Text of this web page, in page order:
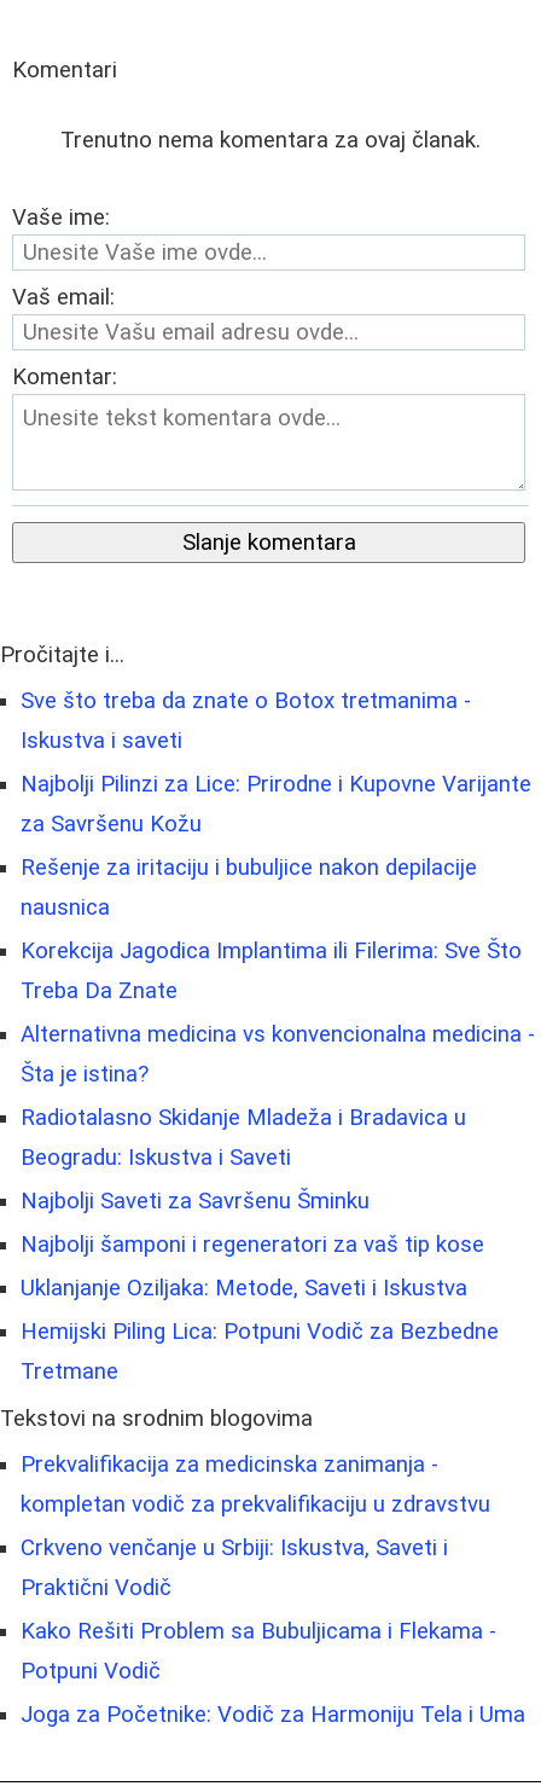
Komentari
Trenutno nema komentara za ovaj članak.
Vaše ime:
Vaš email:
Komentar:
Slanje komentara
Pročitajte i...
Sve što treba da znate o Botox tretmanima -
Iskustva i saveti
Najbolji Pilinzi za Lice: Prirodne i Kupovne Varijante
za Savršenu Kožu
Rešenje za iritaciju i bubuljice nakon depilacije
nausnica
Korekcija Jagodica Implantima ili Filerima: Sve Što
Treba Da Znate
Alternativna medicina vs konvencionalna medicina -
Šta je istina?
Radiotalasno Skidanje Mladeža i Bradavica u
Beogradu: Iskustva i Saveti
Najbolji Saveti za Savršenu Šminku
Najbolji šamponi i regeneratori za vaš tip kose
Uklanjanje Oziljaka: Metode, Saveti i Iskustva
Hemijski Piling Lica: Potpuni Vodič za Bezbedne
Tretmane
Tekstovi na srodnim blogovima
Prekvalifikacija za medicinska zanimanja -
kompletan vodič za prekvalifikaciju u zdravstvu
Crkveno venčanje u Srbiji: Iskustva, Saveti i
Praktični Vodič
Kako Rešiti Problem sa Bubuljicama i Flekama -
Potpuni Vodič
Joga za Početnike: Vodič za Harmoniju Tela i Uma